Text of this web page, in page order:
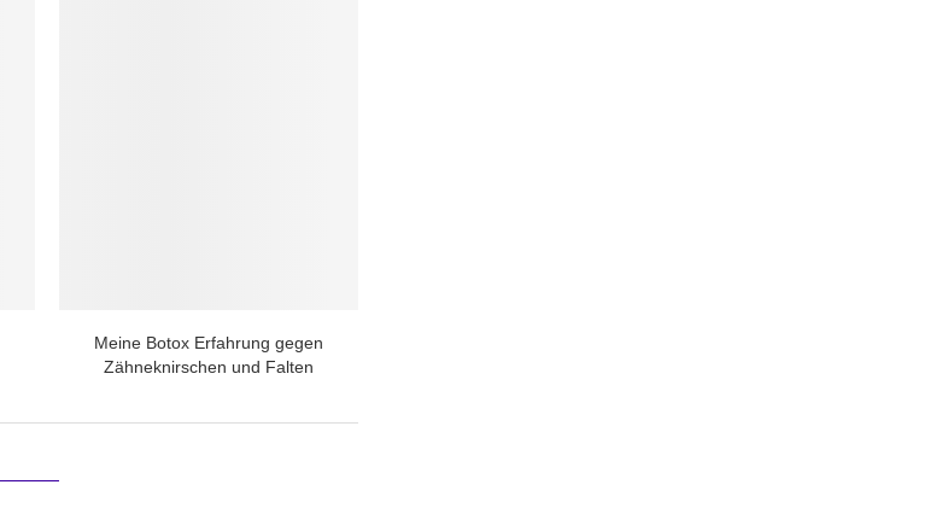
Meine Botox Erfahrung gegen
Zähneknirschen und Falten